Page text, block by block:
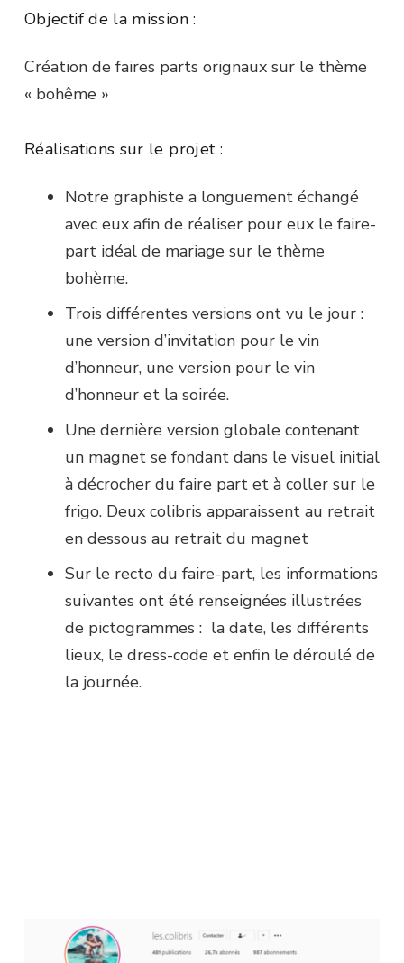
Objectif de la mission :
Création de faires parts orignaux sur le thème
« bohême »
Réalisations sur le projet :
Notre graphiste a longuement échangé
avec eux afin de réaliser pour eux le faire-
part idéal de mariage sur le thème
bohème.
Trois différentes versions ont vu le jour :
une version d’invitation pour le vin
d’honneur, une version pour le vin
d’honneur et la soirée.
Une dernière version globale contenant
un magnet se fondant dans le visuel initial
à décrocher du faire part et à coller sur le
frigo. Deux colibris apparaissent au retrait
en dessous au retrait du magnet
Sur le recto du faire-part, les informations
suivantes ont été renseignées illustrées
de pictogrammes : la date, les différents
lieux, le dress-code et enfin le déroulé de
la journée.